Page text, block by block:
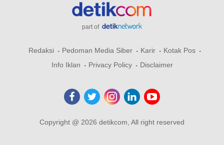
part of
Redaksi Pedoman Media Siber Karir
Kotak Pos
Info Iklan
Privacy Policy Disclaimer
Copyright @ 2026 detikcom, All right reserved